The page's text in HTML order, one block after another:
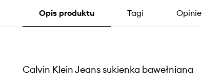
Opis produktu Tagi
Calvin Klein Jeans sukienka bawełniana